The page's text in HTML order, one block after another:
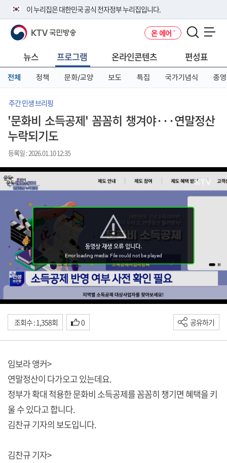
이 누리집은 대한민국 공식 전자정부 누리집입니다.
공식 누리집 주소 확인하기
니다.
이밖에 or.kr 또는 .kr등 다른 도메인 주소를 사용하고 있다면 아래 URL에
서 도메인 주소를 확인해 보세요
KTV 국민방송 온 에어
뉴스 프로그램 온라인콘텐츠 편성표
전체 정책 문화/교양 보도 특집 국가기념식 종영
주간 민생 브리핑
'문화비 소득공제' 꼼꼼히 챙겨야···연말정산
누락되기도
등록일 : 2026.01.10 12:35
조회수 : 1,358회 0 공유하기
임보라 앵커>
연말정산이 다가오고 있는데요.
정부가 확대 적용한 문화비 소득공제를 꼼꼼히 챙기면 혜택을 키
울 수 있다고 합니다.
김찬규 기자의 보도입니다.
김찬규 기자>